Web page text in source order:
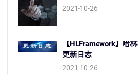
2021-10-26
【HLFramework】哈
更新日志
2021-10-26